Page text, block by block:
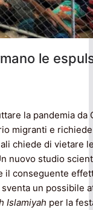
le
la pandemia da
migranti e
chiede di vietare
nuovo studio
il conseguente
sventa un possibile
Islamiyah per la